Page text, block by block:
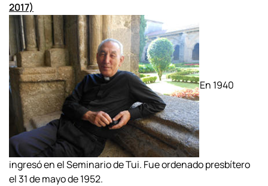
2017)
En 1940
ingresó en el Seminario de Tui. Fue ordenado presbítero
el 31 de mayo de 1952.